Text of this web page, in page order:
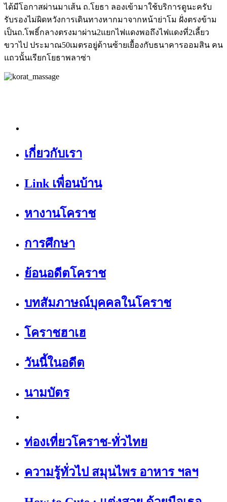
ได้มีโอกาสผ่านมาเส้น ถ.โยธา ลองเข้ามาใช้บริการดูนะครับ
รับรองไม่ผิดหวังการเดินทางหากมาจากหน้าย่าโม ฝั่งตรงข้าม
เป็นถ.โพธิ์กลางตรงมาผ่าน2แยกไฟแดงพอถึงไฟแดงที่2เลี้ยว
ขวาไป ประมาณ50เมตรอยู่ด้านซ้ายเยื้องกับธนาคารออมสิน คน
แถวนั้นเรียกโยธาพลาซ่า
เกี่ยวกับเรา
Link เพื่อนบ้าน
หางานโคราช
การศึกษา
ย้อนอดีตโคราช
บทสัมภาษณ์บุคคลในโคราช
โคราชฮาเฮ
วันนี้ในอดีต
นามบัตร
ท่องเที่ยวโคราช-ทั่วไทย
ความรู้ทั่วไป สมุนไพร อาหาร ฯลฯ